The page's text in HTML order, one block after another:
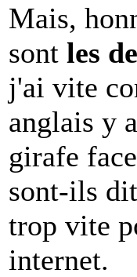
Mais,
sont les
j'ai vite
anglais y
girafe
sont-ils
trop vite
internet.